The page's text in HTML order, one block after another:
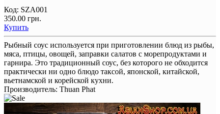
Код: SZA001
350.00 грн.
Купить
Рыбный соус используется при приготовлении блюд из рыбы,
мяса, птицы, овощей, заправки салатов с морепродуктами и
гарнира. Это традиционный соус, без которого не обходится
практически ни одно блюдо таксой, японской, китайской,
вьетнамской и корейской кухни.
Производитель: Thuan Phat